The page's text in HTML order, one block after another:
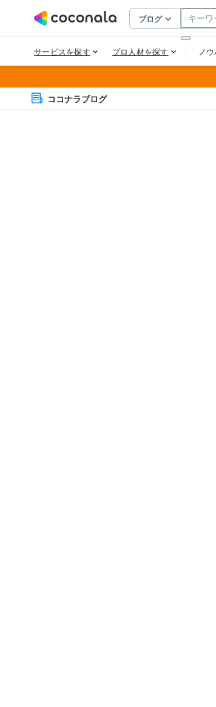
ココナラブログ